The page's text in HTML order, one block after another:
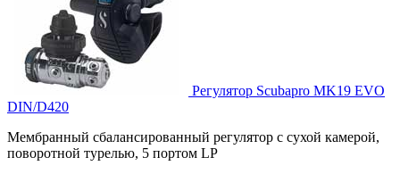
Регулятор Scubapro MK19 EVO
DIN/D420
Мембранный сбалансированный регулятор с сухой камерой,
поворотной турелью, 5 портом LP